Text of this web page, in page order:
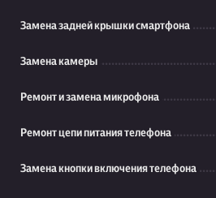
Замена задней крышки смартфона
Замена камеры
Ремонт и замена микрофона
Ремонт цепи питания телефона
Замена кнопки включения телефона